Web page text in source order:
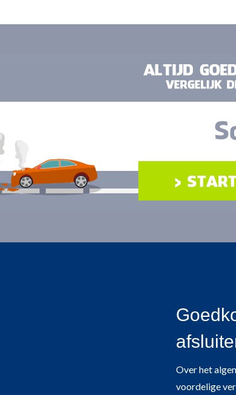
Over het
voordelige